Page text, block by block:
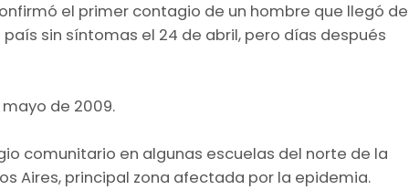
el primer contagio de un hombre que llegó de
sin síntomas el 24 de abril, pero días después
de 2009.
comunitario en algunas escuelas del norte de la
Aires, principal zona afectada por la epidemia.